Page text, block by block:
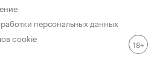
персональных данных
cookie
18+